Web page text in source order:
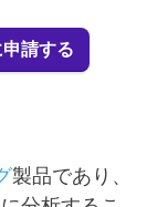
請する
製品であり、